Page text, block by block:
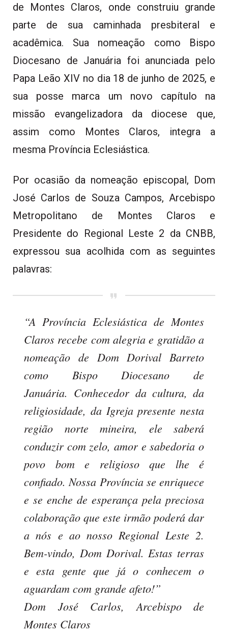
de Montes Claros, onde construiu grande
parte de sua caminhada presbiteral e
acadêmica. Sua nomeação como Bispo
Diocesano de Januária foi anunciada pelo
Papa Leão XIV no dia 18 de junho de 2025, e
sua posse marca um novo capítulo na
missão evangelizadora da diocese que,
assim como Montes Claros, integra a
mesma Província Eclesiástica.
Por ocasião da nomeação episcopal, Dom
José Carlos de Souza Campos, Arcebispo
Metropolitano de Montes Claros e
Presidente do Regional Leste 2 da CNBB,
expressou sua acolhida com as seguintes
palavras:
“A Província Eclesiástica de Montes
Claros recebe com alegria e gratidão a
nomeação de Dom Dorival Barreto
como Bispo Diocesano de
Januária. Conhecedor da cultura, da
religiosidade, da Igreja presente nesta
região norte mineira, ele saberá
conduzir com zelo, amor e sabedoria o
povo bom e religioso que lhe é
confiado. Nossa Província se enriquece
e se enche de esperança pela preciosa
colaboração que este irmão poderá dar
a nós e ao nosso Regional Leste 2.
Bem-vindo, Dom Dorival. Estas terras
e esta gente que já o conhecem o
aguardam com grande afeto!”
Dom José Carlos, Arcebispo de
Montes Claros